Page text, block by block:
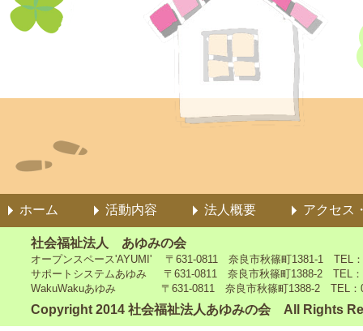
ホーム 活動内容 法人概要 アクセス
社会福祉法人 あゆみの会
オープンスペース'AYUMI' 〒631-0811 奈良市秋篠町1381-1 TEL
サポートシステムあゆみ 〒631-0811 奈良市秋篠町1388-2 TEL：
WakuWakuあゆみ 〒631-0811 奈良市秋篠町1388-2 TEL：
Copyright 2014 社会福祉法人あゆみの会 All Rights